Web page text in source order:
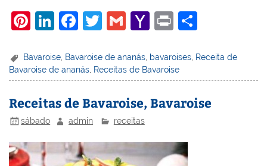
Pi
er
e
st
Li
k
e
dI
n
F
c
e
b
o
k
T
itt
er
G
ai
l
Y
h
o
o
M
l
Pr
t
ar
e
Bavaroise Bavaroise de ananás bavaroises Receita de
Bavaroise de ananás, Receitas de Bavaroise
Receitas de Bavaroise, Bavaroise
sábado admin receitas